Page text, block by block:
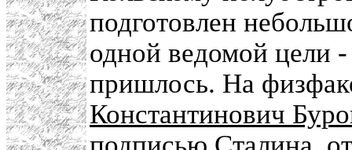
подготовлен
одной ведомой цели
пришлось. На
Константинович